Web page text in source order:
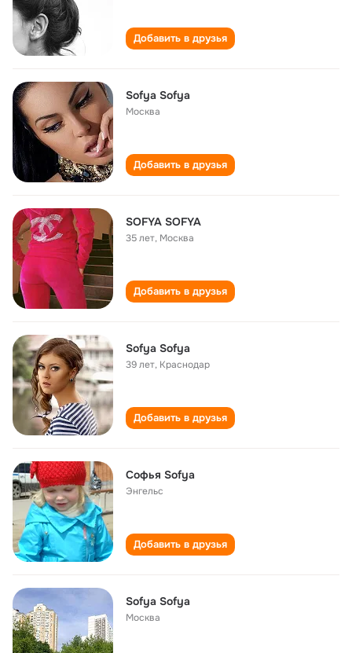
Добавить в друзья
Sofya Sofya
Москва
Добавить в друзья
SOFYA SOFYA
35 лет, Москва
Добавить в друзья
Sofya Sofya
39 лет, Краснодар
Добавить в друзья
Софья Sofya
Энгельс
Добавить в друзья
Sofya Sofya
Москва